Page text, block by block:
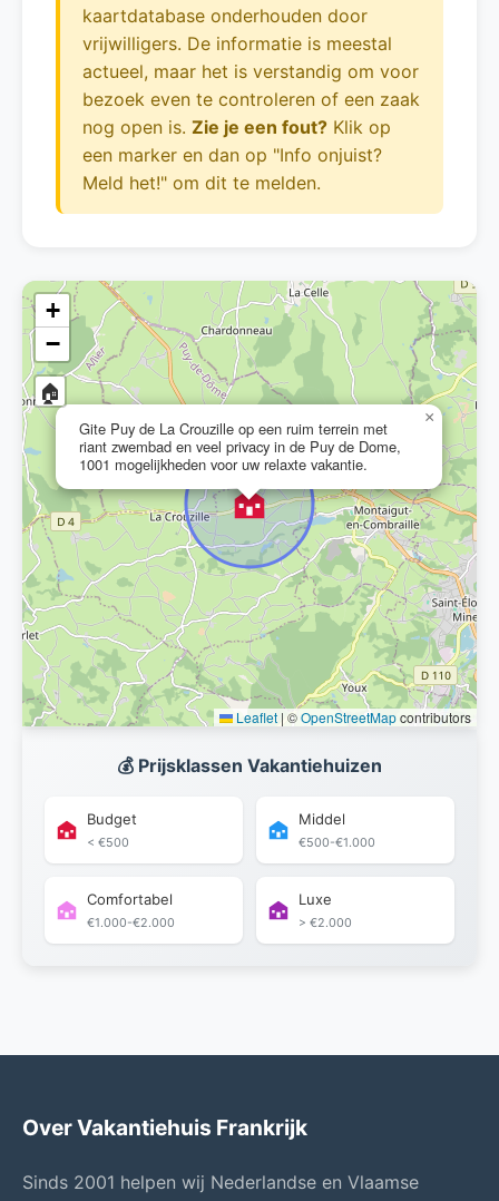
kaartdatabase onderhouden door
vrijwilligers. De informatie is meestal
actueel, maar het is verstandig om voor
bezoek even te controleren of een zaak
nog open is. Zie je een fout? Klik op
een marker en dan op "Info onjuist?
Meld het!" om dit te melden.
Gite Puy de La Crouzille op een ruim terrein met
riant zwembad en veel privacy in de Puy de Dome,
1001 mogelijkheden voor uw relaxte vakantie.
×
+
−
🏠
Leaflet | ©OpenStreetMapcontributors
💰 Prijsklassen Vakantiehuizen
Budget
< €500
Middel
€500-€1.000
Comfortabel
€1.000-€2.000
Luxe
> €2.000
Over Vakantiehuis Frankrijk
Sinds 2001 helpen wij Nederlandse en Vlaamse